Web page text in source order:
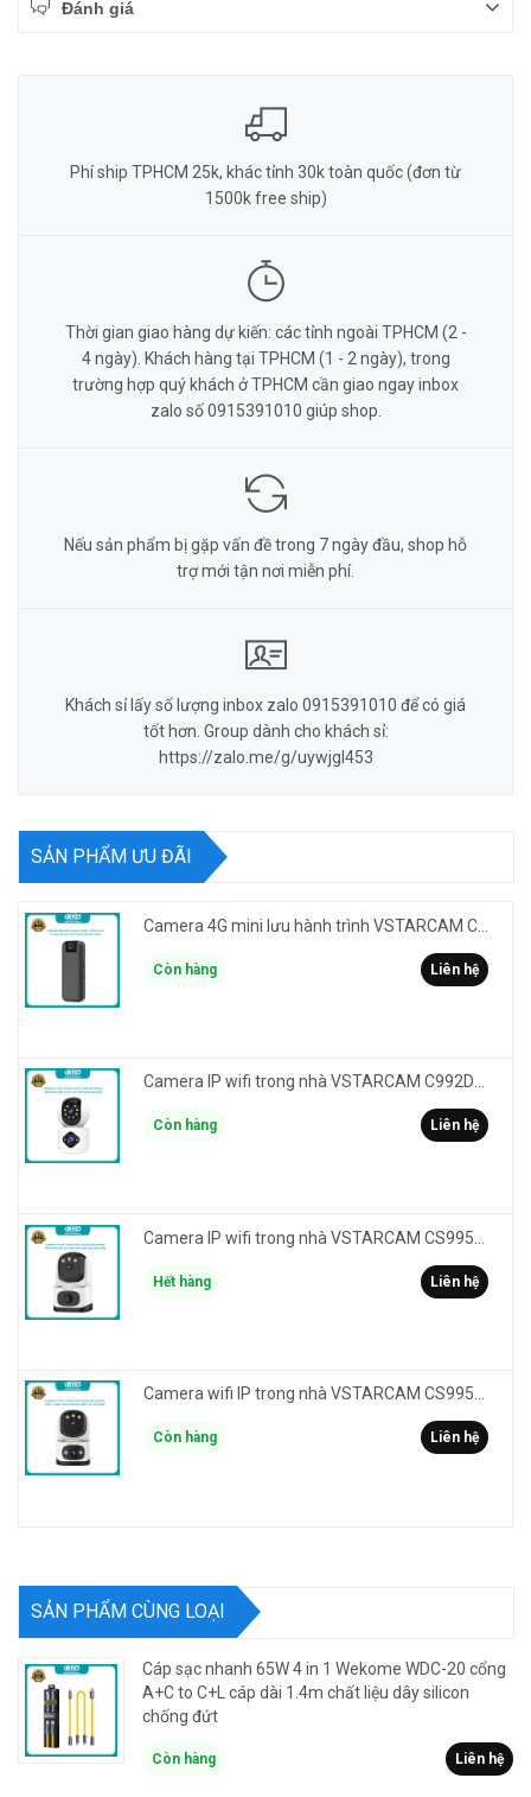
Đánh giá
Phí ship TPHCM 25k, khác tỉnh 30k toàn quốc (đơn từ
1500k free ship)
Thời gian giao hàng dự kiến: các tỉnh ngoài TPHCM (2 -
4 ngày). Khách hàng tại TPHCM (1 - 2 ngày), trong
trường hợp quý khách ở TPHCM cần giao ngay inbox
zalo số 0915391010 giúp shop.
Nếu sản phẩm bị gặp vấn đề trong 7 ngày đầu, shop hỗ
trợ mới tận nơi miễn phí.
Khách sỉ lấy số lượng inbox zalo 0915391010 để có giá
tốt hơn. Group dành cho khách sỉ:
https://zalo.me/g/uywjgl453
SẢN PHẨM ƯU ĐÃI
Còn hàng Liên hệ
Còn hàng Liên hệ
Hết hàng Liên hệ
Camera wifi IP trong nhà VSTARCAM CS995DR xem 2 màn hình 6MP FullHD - báo động, đàm thoại, màu ban đêm
Còn hàng Liên hệ
SẢN PHẨM CÙNG LOẠI
Cáp sạc nhanh 65W 4 in 1 Wekome WDC-20 cổng
A+C to C+L cáp dài 1.4m chất liệu dây silicon
chống đứt
Còn hàng Liên hệ